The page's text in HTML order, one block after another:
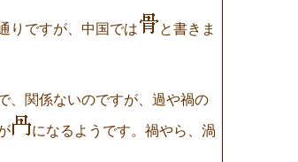
りですが、中国では と書きま
、関係ないのですが、過や禍の
になるようです。禍やら、渦